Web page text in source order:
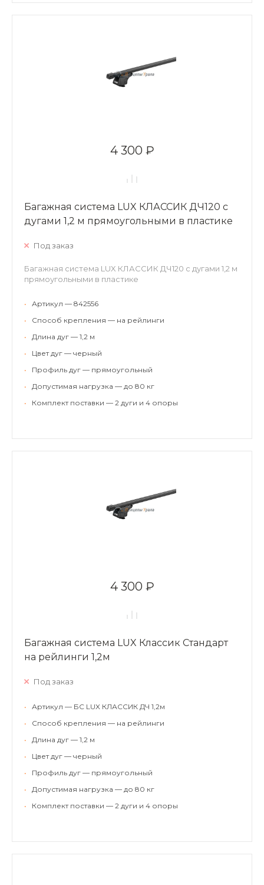
4 300 ₽
Багажная система LUX КЛАССИК ДЧ120 с
дугами 1,2 м прямоугольными в пластике
Под заказ
Багажная система LUX КЛАССИК ДЧ120 с дугами 1,2 м
прямоугольными в пластике
•
Артикул — 842556
•
Способ крепления — на рейлинги
•
Длина дуг — 1,2 м
•
Цвет дуг — черный
•
Профиль дуг — прямоугольный
•
Допустимая нагрузка — до 80 кг
•
Комплект поставки — 2 дуги и 4 опоры
4 300 ₽
Багажная система LUX Классик Стандарт
на рейлинги 1,2м
Под заказ
•
Артикул — БС LUX КЛАССИК ДЧ 1,2м
•
Способ крепления — на рейлинги
•
Длина дуг — 1,2 м
•
Цвет дуг — черный
•
Профиль дуг — прямоугольный
•
Допустимая нагрузка — до 80 кг
•
Комплект поставки — 2 дуги и 4 опоры